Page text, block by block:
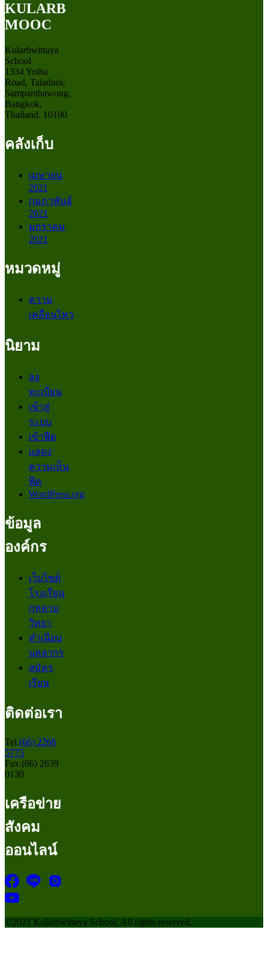
KULARB
MOOC
Kularbwittaya
School
1334 Yotha
Road, Taladnoi,
Sampanthawong,
Bangkok,
Thailand. 10100
คลังเก็บ
เมษายน
2021
กุมภาพันธ์
2021
มกราคม
2021
หมวดหมู่
ความ
เคลื่อนไหว
นิยาม
ลง
ทะเบียน
เข้าสู่
ระบบ
เข้าฟีด
แสดง
ความเห็น
ฟีด
WordPress.org
ข้อมูล
องค์กร
เว็บไซต์
โรงเรียน
กุหลาบ
วิทยา
ทำเนียบ
บุคลากร
สมัคร
เรียน
ติดต่อเรา
Tel.(66) 2266
5775
Fax.(66) 2639
0130
เครือข่าย
สังคม
ออนไลน์
©2021 Kularbwittaya School, All rights reserved.